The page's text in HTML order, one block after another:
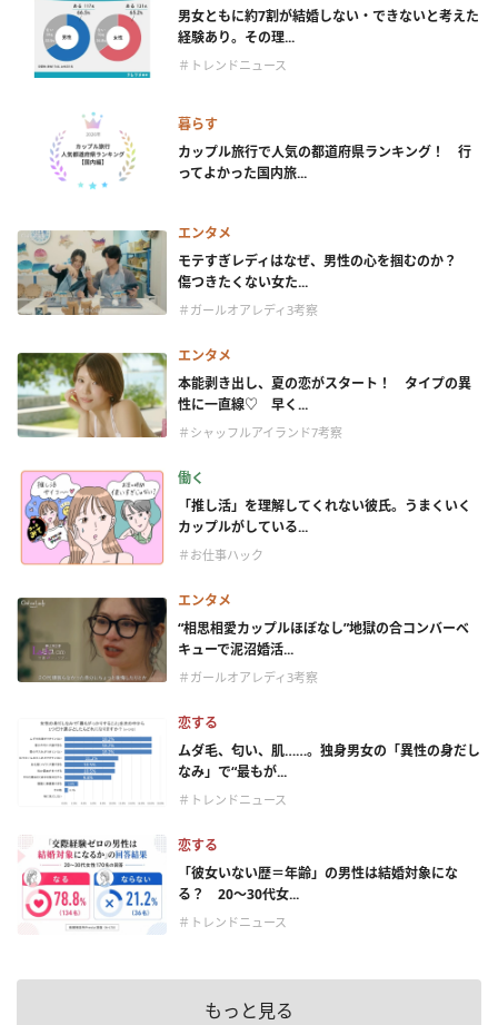
男女ともに約7割が結婚しない・できないと考えた
経験あり。その理...
＃トレンドニュース
暮らす
カップル旅行で人気の都道府県ランキング！ 行
ってよかった国内旅...
エンタメ
モテすぎレディはなぜ、男性の心を掴むのか？
傷つきたくない女た...
＃ガールオアレディ3考察
エンタメ
本能剥き出し、夏の恋がスタート！ タイプの異
性に一直線♡ 早く...
＃シャッフルアイランド7考察
働く
「推し活」を理解してくれない彼氏。うまくいく
カップルがしている...
＃お仕事ハック
エンタメ
“相思相愛カップルほぼなし”地獄の合コンバーベ
キューで泥沼婚活...
＃ガールオアレディ3考察
恋する
ムダ毛、匂い、肌……。独身男女の「異性の身だし
なみ」で“最もが...
＃トレンドニュース
恋する
「彼女いない歴＝年齢」の男性は結婚対象にな
る？ 20〜30代女...
＃トレンドニュース
もっと見る